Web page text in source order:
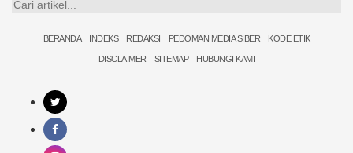
BERANDA INDEKS REDAKSI PEDOMAN MEDIA SIBER KODE ETIK
DISCLAIMER SITEMAP HUBUNGI KAMI